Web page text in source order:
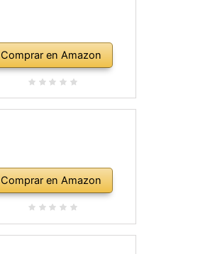
Comprar en Amazon
Comprar en Amazon